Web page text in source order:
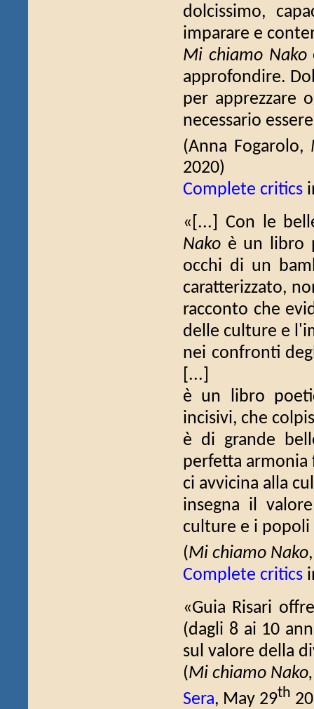
dolcissimo,
imparare e
Mi chiamo Nako
approfondire.
per apprezzare
necessario
(Anna Fogarolo,
2020)
Complete critics
«[...] Con le
Nako è un libro
occhi di un
caratterizzato,
racconto che
delle culture e
nei confronti
[...]
è un libro
incisivi, che
è di grande
perfetta armonia
ci avvicina alla
insegna il
culture e i
(Mi chiamo Nako
Complete critics
«Guia Risari
(dagli 8 ai 10
sul valore della
(Mi chiamo
Sera, May 29th